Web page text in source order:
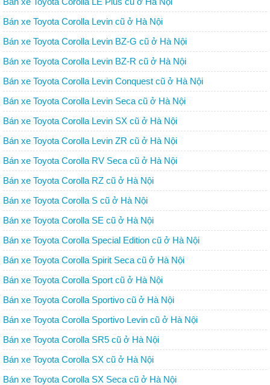
Bán xe Toyota Corolla Levin cũ ở Hà Nội
Bán xe Toyota Corolla Levin BZ-G cũ ở Hà Nội
Bán xe Toyota Corolla Levin BZ-R cũ ở Hà Nội
Bán xe Toyota Corolla Levin Conquest cũ ở Hà Nội
Bán xe Toyota Corolla Levin Seca cũ ở Hà Nội
Bán xe Toyota Corolla Levin SX cũ ở Hà Nội
Bán xe Toyota Corolla Levin ZR cũ ở Hà Nội
Bán xe Toyota Corolla RV Seca cũ ở Hà Nội
Bán xe Toyota Corolla RZ cũ ở Hà Nội
Bán xe Toyota Corolla S cũ ở Hà Nội
Bán xe Toyota Corolla SE cũ ở Hà Nội
Bán xe Toyota Corolla Special Edition cũ ở Hà Nội
Bán xe Toyota Corolla Spirit Seca cũ ở Hà Nội
Bán xe Toyota Corolla Sport cũ ở Hà Nội
Bán xe Toyota Corolla Sportivo cũ ở Hà Nội
Bán xe Toyota Corolla Sportivo Levin cũ ở Hà Nội
Bán xe Toyota Corolla SR5 cũ ở Hà Nội
Bán xe Toyota Corolla SX cũ ở Hà Nội
Bán xe Toyota Corolla SX Seca cũ ở Hà Nội